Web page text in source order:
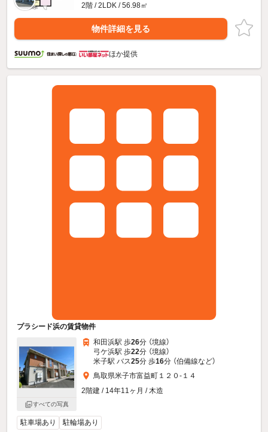
2階 / 2LDK / 56.98㎡
物件詳細を見る
ほか提供
プラシード浜の賃貸物件
すべての写真
和田浜駅 歩26分 （境線）
弓ケ浜駅 歩22分 （境線）
米子駅 バス25分 歩16分 （伯備線など）
鳥取県米子市富益町１２０-１４
2階建 / 14年11ヶ月 / 木造
駐車場あり 駐輪場あり